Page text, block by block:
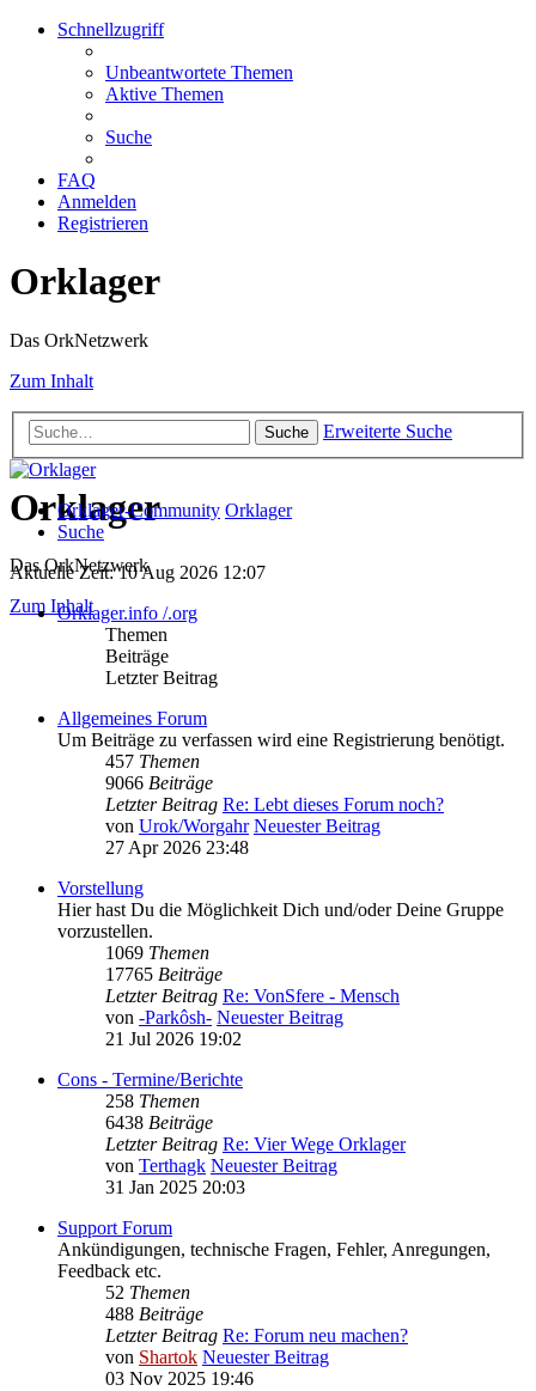
Schnellzugriff
Unbeantwortete Themen
Aktive Themen
Suche
FAQ
Anmelden
Registrieren
Orklager
Das OrkNetzwerk
Zum Inhalt
Suche Erweiterte Suche
Orklager
Das OrkNetzwerk
Zum Inhalt
Orklager-Community Orklager
Suche
Aktuelle Zeit: 10 Aug 2026 12:07
Orklager.info /.org
Themen
Beiträge
Letzter Beitrag
Allgemeines Forum
Um Beiträge zu verfassen wird eine Registrierung benötigt.
457 Themen
9066 Beiträge
Letzter Beitrag Re: Lebt dieses Forum noch?
von Urok/Worgahr Neuester Beitrag
27 Apr 2026 23:48
Vorstellung
Hier hast Du die Möglichkeit Dich und/oder Deine Gruppe
vorzustellen.
1069 Themen
17765 Beiträge
Letzter Beitrag Re: VonSfere - Mensch
von -Parkôsh- Neuester Beitrag
21 Jul 2026 19:02
Cons - Termine/Berichte
258 Themen
6438 Beiträge
Letzter Beitrag Re: Vier Wege Orklager
von Terthagk Neuester Beitrag
31 Jan 2025 20:03
Support Forum
Ankündigungen, technische Fragen, Fehler, Anregungen,
Feedback etc.
52 Themen
488 Beiträge
Letzter Beitrag Re: Forum neu machen?
von Shartok Neuester Beitrag
03 Nov 2025 19:46